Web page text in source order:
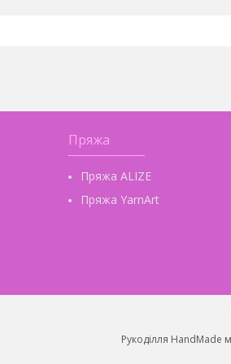
Пряжа
Пряжа ALIZE
Пряжа YarnArt